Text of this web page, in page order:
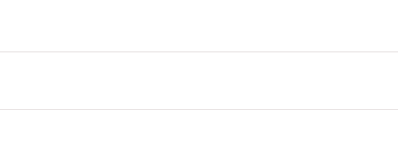
de mar concentrada.